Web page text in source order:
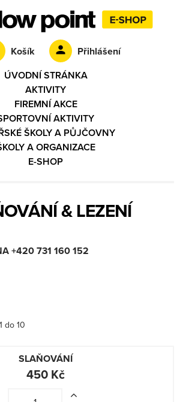
Košík
Přihlášení
ÚVODNÍ STRÁNKA
AKTIVITY
FIREMNÍ AKCE
AKTIVITY
ŠKOLY A PŮJČOVNY
A ORGANIZACE
E-SHOP
& LEZENÍ
+420 731 160 152
do 10
SLAŇOVÁNÍ
450 Kč